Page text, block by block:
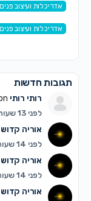
אדריכלות ועיצוב פנים
אדריכלות ועיצוב פנים
תגובות חדשות
רותי רותיon
לפני 13 שעות, 35 דקות
אוריה קדושon
לפני 14 שעות
אוריה קדושon
לפני 14 שעות, 2 דקות
אוריה קדושon